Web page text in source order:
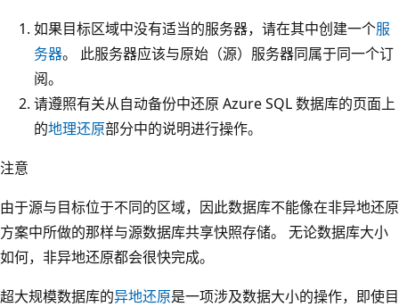
如果目标区域中没有适当的服务器，请在其中创建一个服
务器。 此服务器应该与原始（源）服务器同属于同一个订
阅。
请遵照有关从自动备份中还原 Azure SQL 数据库的页面上
的地理还原部分中的说明进行操作。
注意
由于源与目标位于不同的区域，因此数据库不能像在非异地还原
方案中所做的那样与源数据库共享快照存储。 无论数据库大小
如何，非异地还原都会很快完成。
超大规模数据库的异地还原是一项涉及数据大小的操作，即使目